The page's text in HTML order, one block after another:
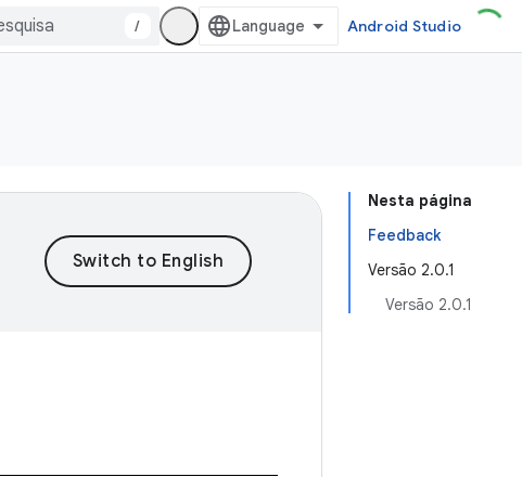
/ Android Studio
Nesta página
Feedback
Versão 2.0.1
Versão 2.0.1